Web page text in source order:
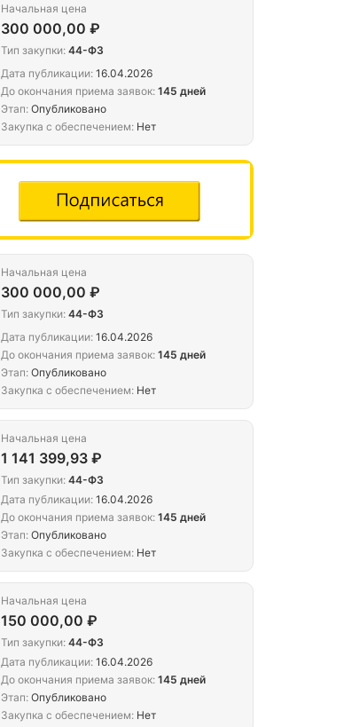
Начальная цена
300 000,00 ₽
Тип закупки: 44-ФЗ
Дата публикации: 16.04.2026
До окончания приема заявок: 145 дней
Этап: Опубликовано
Закупка с обеспечением: Нет
Начальная цена
300 000,00 ₽
Тип закупки: 44-ФЗ
Дата публикации: 16.04.2026
До окончания приема заявок: 145 дней
Этап: Опубликовано
Закупка с обеспечением: Нет
Начальная цена
1 141 399,93 ₽
Тип закупки: 44-ФЗ
Дата публикации: 16.04.2026
До окончания приема заявок: 145 дней
Этап: Опубликовано
Закупка с обеспечением: Нет
Начальная цена
150 000,00 ₽
Тип закупки: 44-ФЗ
Дата публикации: 16.04.2026
До окончания приема заявок: 145 дней
Этап: Опубликовано
Закупка с обеспечением: Нет